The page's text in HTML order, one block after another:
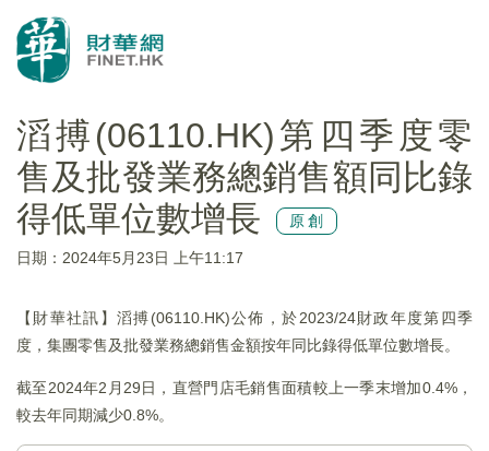
滔搏(06110.HK)第四季度零
售及批發業務總銷售額同比錄
得低單位數增長
原創
日期：2024年5月23日 上午11:17
【財華社訊】滔搏(06110.HK)公佈，於2023/24財政年度第四季
度，集團零售及批發業務總銷售金額按年同比錄得低單位數增長。
截至2024年2月29日，直營門店毛銷售面積較上一季末增加0.4%，
較去年同期減少0.8%。